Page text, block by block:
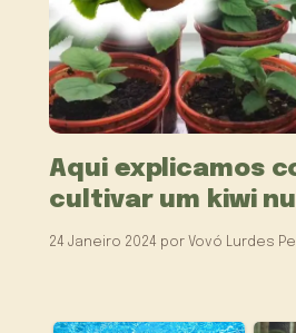
Aqui explicamos
cultivar um kiwi
24 Janeiro 2024 por Vovó Lurdes